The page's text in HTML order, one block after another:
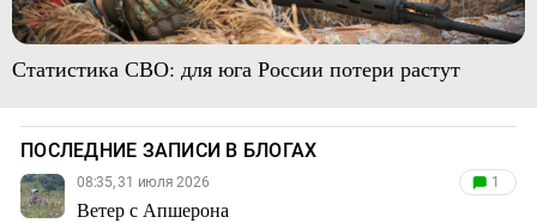
Статистика СВО: для юга России потери растут
ПОСЛЕДНИЕ ЗАПИСИ В БЛОГАХ
08:35, 31 июля 2026
Ветер с Апшерона
1